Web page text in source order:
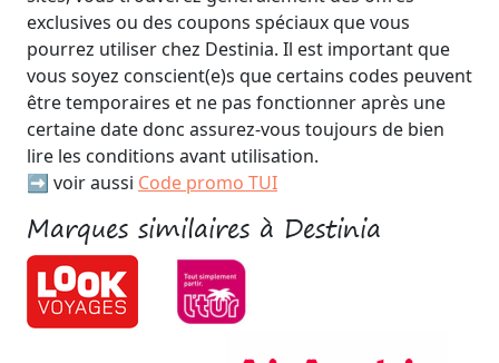
exclusives ou des coupons spéciaux que vous
pourrez utiliser chez Destinia. Il est important que
vous soyez conscient(e)s que certains codes peuvent
être temporaires et ne pas fonctionner après une
certaine date donc assurez-vous toujours de bien
lire les conditions avant utilisation.
➡️ voir aussi Code promo TUI
Marques similaires à Destinia